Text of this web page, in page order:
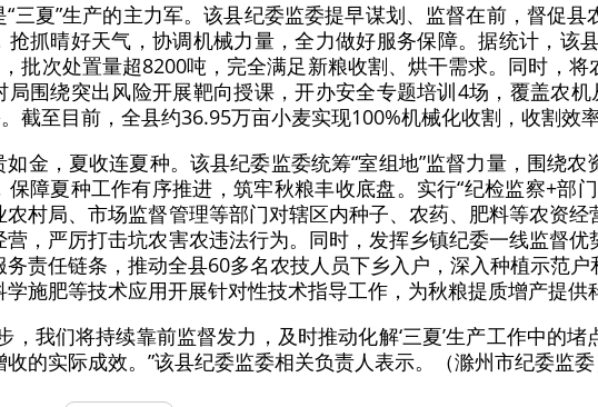
“三夏”生产的主力军。该县纪委监委提早谋划、监督在前，督促
抢抓晴好天气，协调机械力量，全力做好服务保障。据统计，该
批次处置量超8200吨，完全满足新粮收割、烘干需求。同时，
局围绕突出风险开展靶向授课，开办安全专题培训4场，覆盖农
截至目前，全县约36.95万亩小麦实现100%机械化收割，收割效
如金，夏收连夏种。该县纪委监委统筹“室组地”监督力量，围绕
保障夏种工作有序推进，筑牢秋粮丰收底盘。实行“纪检监察+部
农村局、市场监督管理等部门对辖区内种子、农药、肥料等农资
营，严厉打击坑农害农违法行为。同时，发挥乡镇纪委一线监督优
务责任链条，推动全县60多名农技人员下乡入户，深入种植示范
施肥等技术应用开展针对性技术指导工作，为秋粮提质增产提供
，我们将持续靠前监督发力，及时推动化解‘三夏’生产工作中的
的实际成效。”该县纪委监委相关负责人表示。（滁州市纪委监委